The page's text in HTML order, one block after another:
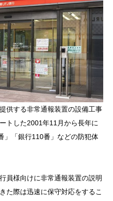
供する非常通報装置の設備工事
トした2001年11月から長年に
」「銀行110番」などの防犯体
員様向けに非常通報装置の説明
た際は迅速に保守対応をするこ